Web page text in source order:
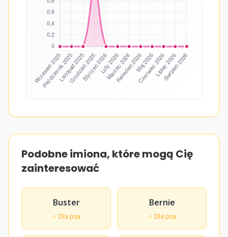
Podobne imiona, które mogą Cię
zainteresować
Buster
♂ Dla psa
Bernie
♂ Dla psa